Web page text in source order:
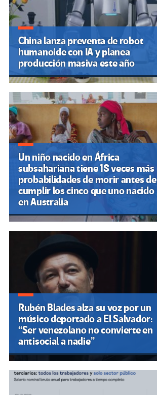
China lanza preventa de robot
humanoide con IA y planea
producción masiva este año
Un niño nacido en África
subsahariana tiene 18 veces más
probabilidades de morir antes de
cumplir los cinco que uno nacido
en Australia
Rubén Blades alza su voz por un
músico deportado a El Salvador:
“Ser venezolano no convierte en
antisocial a nadie”